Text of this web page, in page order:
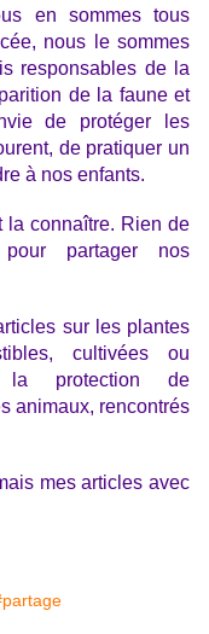
en sommes tous
nous le sommes
responsables de la
de la faune et
de protéger les
de pratiquer un
à nos enfants.
la connaître. Rien de
partager nos
sur les plantes
cultivées ou
la protection de
animaux, rencontrés
mes articles avec